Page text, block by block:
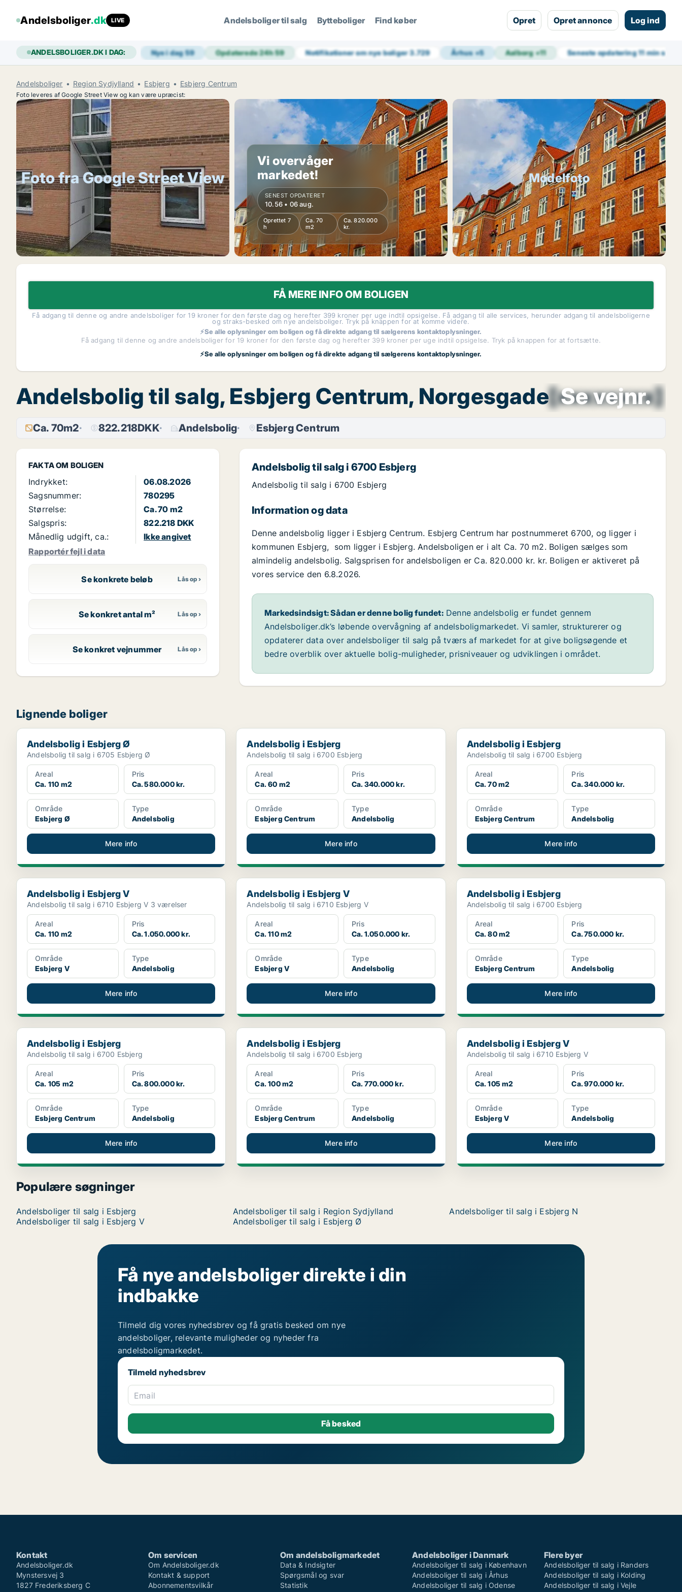
Andelsboliger.dk LIVE Andelsboliger til salg Bytteboliger Find køber Opret Opret annonce Log ind
ANDELSBOLIGER.DK I DAG: Nye i dag59 Opdaterede 24h59 Notifikationer om nye boliger3.729 Århus+5 Aalborg+11 Seneste opdatering11 min siden
Andelsboliger Region Sydjylland Esbjerg Esbjerg Centrum
Foto leveres af Google Street View og kan være upræcist:
Foto fra Google Street View
Vi overvåger
markedet!
SENEST OPDATERET
10.56 • 06 aug.
Oprettet 7
h
Ca. 70
m2
Ca. 820.000
kr.
Modelfoto
FÅ MERE INFO OM BOLIGEN
Få adgang til denne og andre andelsboliger for 19 kroner for den første dag og herefter 399 kroner per uge indtil opsigelse. Få adgang til alle services, herunder adgang til andelsboligerne
og straks-besked om nye andelsboliger. Tryk på knappen for at komme videre.
⚡Se alle oplysninger om boligen og få direkte adgang til sælgerens kontaktoplysninger.
Få adgang til denne og andre andelsboliger for 19 kroner for den første dag og herefter 399 kroner per uge indtil opsigelse. Tryk på knappen for at fortsætte.
⚡Se alle oplysninger om boligen og få direkte adgang til sælgerens kontaktoplysninger.
Andelsbolig til salg, Esbjerg Centrum, Norgesgade Se vejnr.
[xxxxxxxx]
Ca. 70m2 822.218DKK Andelsbolig Esbjerg Centrum
FAKTA OM BOLIGEN
Indrykket:
06.08.2026
Sagsnummer:
780295
Størrelse:
Ca. 70 m2
Salgspris:
822.218 DKK
Månedlig udgift, ca.:
Ikke angivet
Rapportér fejl i data
Se konkrete beløb
Se konkret antal m²
Se konkret vejnummer
Andelsbolig til salg i 6700 Esbjerg
Andelsbolig til salg i 6700 Esbjerg
Information og data
Denne andelsbolig ligger i Esbjerg Centrum. Esbjerg Centrum har postnummeret 6700, og ligger i
kommunen Esbjerg, som ligger i Esbjerg. Andelsboligen er i alt Ca. 70 m2. Boligen sælges som
almindelig andelsbolig. Salgsprisen for andelsboligen er Ca. 820.000 kr. kr. Boligen er aktiveret på
vores service den 6.8.2026.
Markedsindsigt: Sådan er denne bolig fundet:Denne andelsbolig er fundet gennem
Andelsboliger.dk’s løbende overvågning af andelsboligmarkedet. Vi samler, strukturerer og
opdaterer data over andelsboliger til salg på tværs af markedet for at give boligsøgende et
bedre overblik over aktuelle bolig-muligheder, prisniveauer og udviklingen i området.
Lignende boliger
Andelsbolig i Esbjerg Ø
Andelsbolig i Esbjerg Ø
Andelsbolig til salg i 6705 Esbjerg Ø
Areal
Ca. 110 m2
Pris
Ca. 580.000 kr.
Område
Esbjerg Ø
Type
Andelsbolig
Mere info
Andelsbolig i Esbjerg
Andelsbolig i Esbjerg
Andelsbolig til salg i 6700 Esbjerg
Areal
Ca. 60 m2
Pris
Ca. 340.000 kr.
Område
Esbjerg Centrum
Type
Andelsbolig
Mere info
Andelsbolig i Esbjerg
Andelsbolig i Esbjerg
Andelsbolig til salg i 6700 Esbjerg
Areal
Ca. 70 m2
Pris
Ca. 340.000 kr.
Område
Esbjerg Centrum
Type
Andelsbolig
Mere info
Andelsbolig i Esbjerg V
Andelsbolig i Esbjerg V
Andelsbolig til salg i 6710 Esbjerg V 3 værelser
Areal
Ca. 110 m2
Pris
Ca. 1.050.000 kr.
Område
Esbjerg V
Type
Andelsbolig
Mere info
Andelsbolig i Esbjerg V
Andelsbolig i Esbjerg V
Andelsbolig til salg i 6710 Esbjerg V
Areal
Ca. 110 m2
Pris
Ca. 1.050.000 kr.
Område
Esbjerg V
Type
Andelsbolig
Mere info
Andelsbolig i Esbjerg
Andelsbolig i Esbjerg
Andelsbolig til salg i 6700 Esbjerg
Areal
Ca. 80 m2
Pris
Ca. 750.000 kr.
Område
Esbjerg Centrum
Type
Andelsbolig
Mere info
Andelsbolig i Esbjerg
Andelsbolig i Esbjerg
Andelsbolig til salg i 6700 Esbjerg
Areal
Ca. 105 m2
Pris
Ca. 800.000 kr.
Område
Esbjerg Centrum
Type
Andelsbolig
Mere info
Andelsbolig i Esbjerg
Andelsbolig i Esbjerg
Andelsbolig til salg i 6700 Esbjerg
Areal
Ca. 100 m2
Pris
Ca. 770.000 kr.
Område
Esbjerg Centrum
Type
Andelsbolig
Mere info
Andelsbolig i Esbjerg V
Andelsbolig i Esbjerg V
Andelsbolig til salg i 6710 Esbjerg V
Areal
Ca. 105 m2
Pris
Ca. 970.000 kr.
Område
Esbjerg V
Type
Andelsbolig
Mere info
Populære søgninger
Andelsboliger til salg i Esbjerg Andelsboliger til salg i Region Sydjylland
Andelsboliger til salg i Esbjerg N
Andelsboliger til salg i Esbjerg V
Andelsboliger til salg i Esbjerg Ø
Få nye andelsboliger direkte i din
indbakke
Tilmeld dig vores nyhedsbrev og få gratis besked om nye
andelsboliger, relevante muligheder og nyheder fra
andelsboligmarkedet.
Tilmeld nyhedsbrev
Email
Kontakt
Andelsboliger.dk
Mynstersvej 3
1827 Frederiksberg C
Om servicen
Om Andelsboliger.dk
Kontakt & support
Abonnementsvilkår
Om andelsboligmarkedet
Data & Indsigter
Spørgsmål og svar
Statistik
Andelsboliger i Danmark
Andelsboliger til salg i København
Andelsboliger til salg i Århus
Andelsboliger til salg i Odense
Flere byer
Andelsboliger til salg i Randers
Andelsboliger til salg i Kolding
Andelsboliger til salg i Vejle